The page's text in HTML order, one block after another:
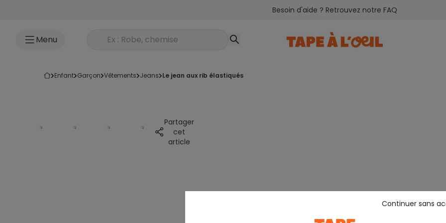
Besoin d'aide ? Retrouvez notre FAQ
Menu Rechercher un produit
enfant garçon vêtements jeans le jean aux rib élastiqués
Partager
cet
article
Continuer sans